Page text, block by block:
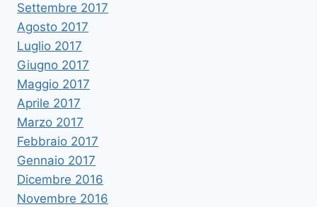
Settembre 2017
Agosto 2017
Luglio 2017
Giugno 2017
Maggio 2017
Aprile 2017
Marzo 2017
Febbraio 2017
Gennaio 2017
Dicembre 2016
Novembre 2016